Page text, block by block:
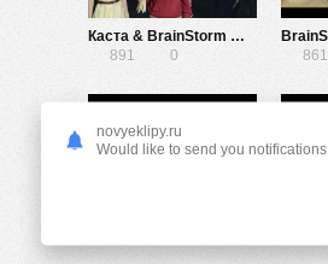
Каста & BrainStorm — Про секс
891
0
861
novyeklipy.ru
Would like to send you notifications